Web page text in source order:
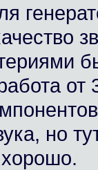
но
хорошо.